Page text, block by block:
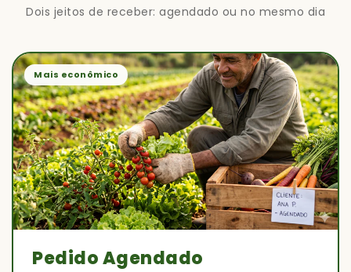
Dois jeitos de receber: agendado ou no mesmo dia
Mais econômico
Pedido Agendado